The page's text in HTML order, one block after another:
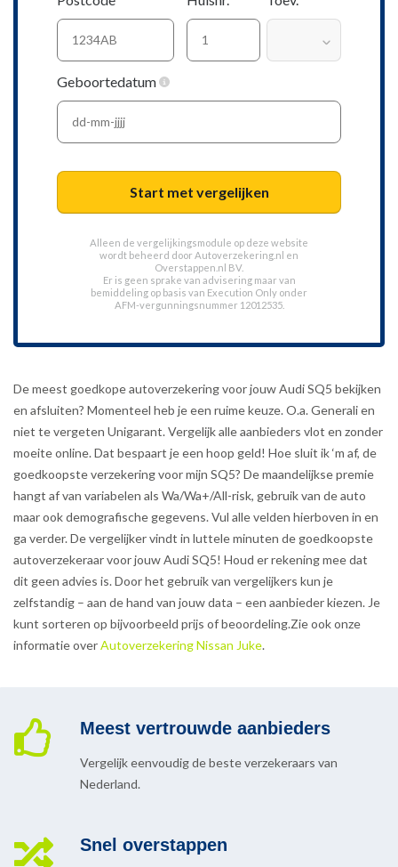
Geboortedatum
Start met vergelijken
Alleen de vergelijkingsmodule op deze website
wordt beheerd door Autoverzekering.nl en
Overstappen.nl BV.
Er is geen sprake van advisering maar van
bemiddeling op basis van Execution Only onder
AFM-vergunningsnummer 12012535.
De meest goedkope autoverzekering voor jouw Audi SQ5 bekijken
en afsluiten? Momenteel heb je een ruime keuze. O.a. Generali en
niet te vergeten Unigarant. Vergelijk alle aanbieders vlot en zonder
moeite online. Dat bespaart je een hoop geld! Hoe sluit ik ‘m af, de
goedkoopste verzekering voor mijn SQ5? De maandelijkse premie
hangt af van variabelen als Wa/Wa+/All-risk, gebruik van de auto
maar ook demografische gegevens. Vul alle velden hierboven in en
ga verder. De vergelijker vindt in luttele minuten de goedkoopste
autoverzekeraar voor jouw Audi SQ5! Houd er rekening mee dat
dit geen advies is. Door het gebruik van vergelijkers kun je
zelfstandig – aan de hand van jouw data – een aanbieder kiezen. Je
kunt sorteren op bijvoorbeeld prijs of beoordeling.Zie ook onze
informatie overAutoverzekering Nissan Juke.
Meest vertrouwde aanbieders
Vergelijk eenvoudig de beste verzekeraars van
Nederland.
Snel overstappen